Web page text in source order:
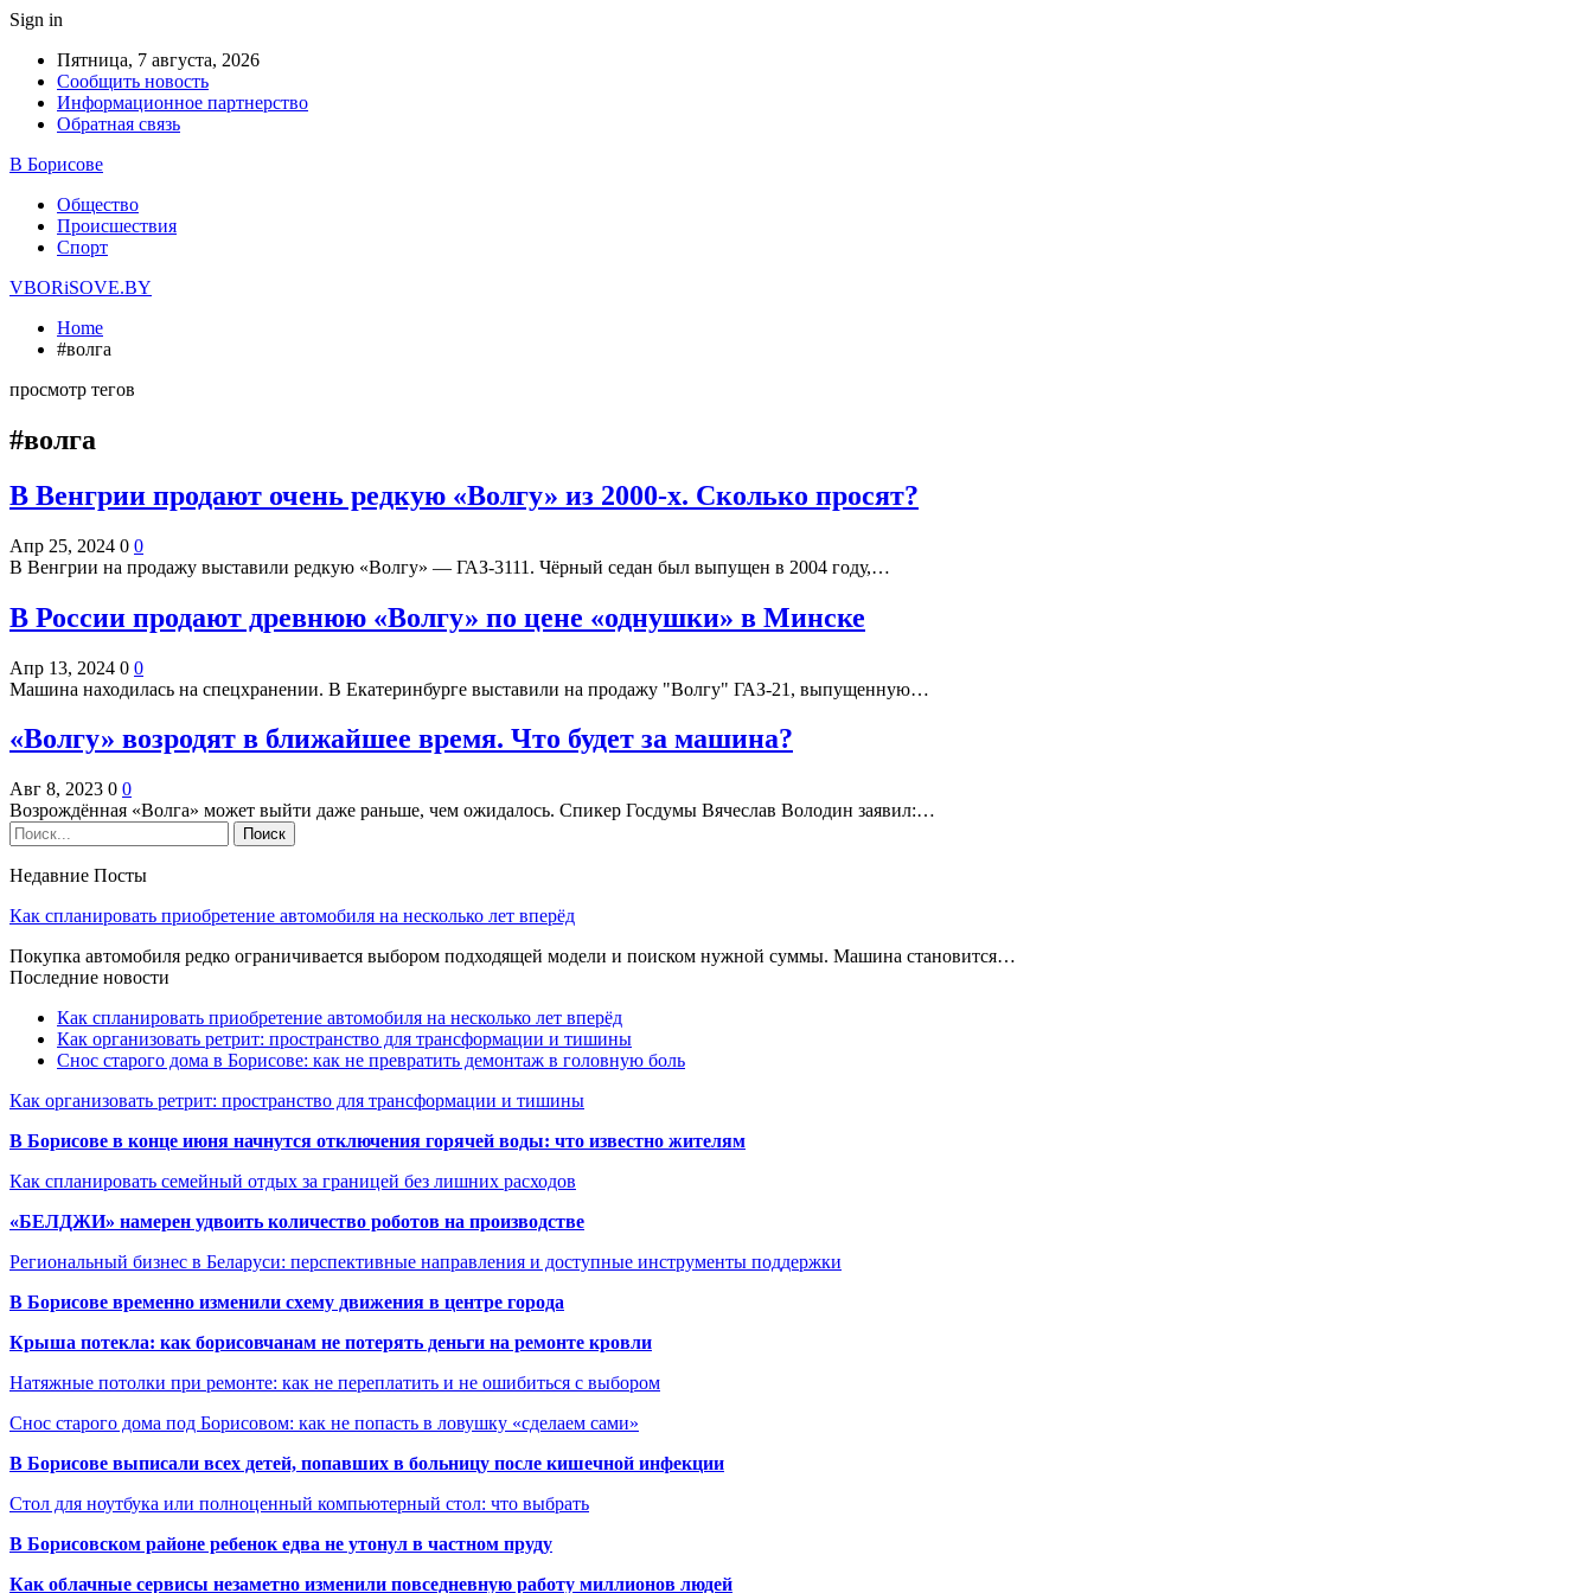
Sign in
Пятница, 7 августа, 2026
Сообщить новость
Информационное партнерство
Обратная связь
В Борисове
Общество
Происшествия
Спорт
VBORiSOVE.BY
Home
#волга
просмотр тегов
#волга
В Венгрии продают очень редкую «Волгу» из 2000-х. Сколько просят?
Апр 25, 2024 0 0
В Венгрии на продажу выставили редкую «Волгу» — ГАЗ-3111. Чёрный седан был выпущен в 2004 году,…
В России продают древнюю «Волгу» по цене «однушки» в Минске
Апр 13, 2024 0 0
Машина находилась на спецхранении. В Екатеринбурге выставили на продажу "Волгу" ГАЗ-21, выпущенную…
«Волгу» возродят в ближайшее время. Что будет за машина?
Авг 8, 2023 0 0
Возрождённая «Волга» может выйти даже раньше, чем ожидалось. Спикер Госдумы Вячеслав Володин заявил:…
Недавние Посты
Как спланировать приобретение автомобиля на несколько лет вперёд
Покупка автомобиля редко ограничивается выбором подходящей модели и поиском нужной суммы. Машина становится…
Последние новости
Как спланировать приобретение автомобиля на несколько лет вперёд
Как организовать ретрит: пространство для трансформации и тишины
Снос старого дома в Борисове: как не превратить демонтаж в головную боль
Как организовать ретрит: пространство для трансформации и тишины
В Борисове в конце июня начнутся отключения горячей воды: что известно жителям
Как спланировать семейный отдых за границей без лишних расходов
«БЕЛДЖИ» намерен удвоить количество роботов на производстве
Региональный бизнес в Беларуси: перспективные направления и доступные инструменты поддержки
В Борисове временно изменили схему движения в центре города
Крыша потекла: как борисовчанам не потерять деньги на ремонте кровли
Натяжные потолки при ремонте: как не переплатить и не ошибиться с выбором
Снос старого дома под Борисовом: как не попасть в ловушку «сделаем сами»
В Борисове выписали всех детей, попавших в больницу после кишечной инфекции
Стол для ноутбука или полноценный компьютерный стол: что выбрать
В Борисовском районе ребенок едва не утонул в частном пруду
Как облачные сервисы незаметно изменили повседневную работу миллионов людей